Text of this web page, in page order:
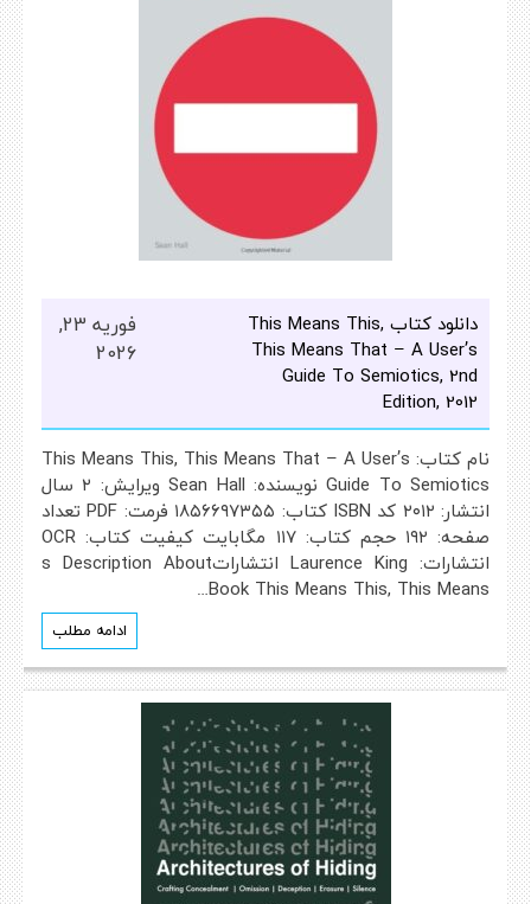
دانلود کتاب This Means This,
This Means That – A User’s
Guide To Semiotics, 2nd
Edition, 2012
فوریه 23,
2026
نام کتاب: This Means This, This Means That – A User’s
Guide To Semiotics نویسنده: Sean Hall ویرایش: ۲ سال
انتشار: ۲۰۱۲ کد ISBN کتاب: ۱۸۵۶۶۹۷۳۵۵ فرمت: PDF تعداد
صفحه: ۱۹۲ حجم کتاب: ۱۱۷ مگابایت کیفیت کتاب: OCR
انتشارات: Laurence King انتشاراتs Description About
Book This Means This, This Means…
ادامه مطلب